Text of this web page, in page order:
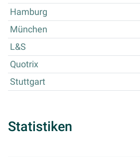
Hamburg
München
L&S
Quotrix
Stuttgart
Statistiken